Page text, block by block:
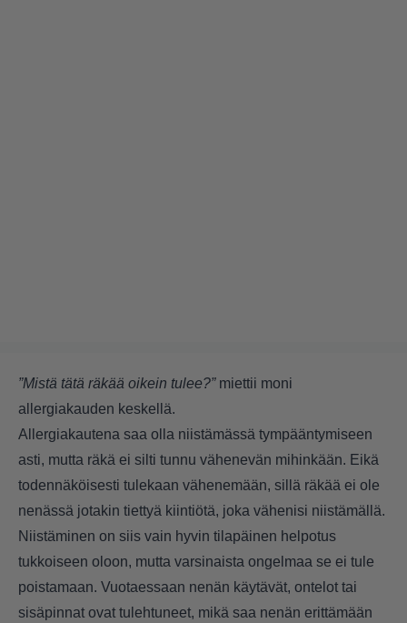
”Mistä tätä räkää oikein tulee?”miettii moni
allergiakauden keskellä.
Allergiakautena saa olla niistämässä tympääntymiseen
asti, mutta räkä ei silti tunnu vähenevän mihinkään. Eikä
todennäköisesti tulekaan vähenemään, sillä räkää ei ole
nenässä jotakin tiettyä kiintiötä, joka vähenisi niistämällä.
Niistäminen on siis vain hyvin tilapäinen helpotus
tukkoiseen oloon, mutta varsinaista ongelmaa se ei tule
poistamaan. Vuotaessaan nenän käytävät, ontelot tai
sisäpinnat ovat tulehtuneet, mikä saa nenän erittämään